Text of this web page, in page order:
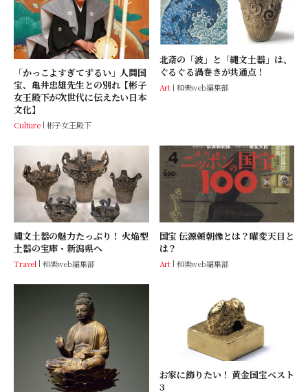
「かっこよすぎてずるい」人間国
宝、亀井忠雄先生との別れ【彬子
女王殿下が次世代に伝えたい日本
文化】
Culture 彬子女王殿下
北斎の「波」と「縄文土器」は、
ぐるぐる渦巻きが共通点！
Art 和樂web編集部
縄文土器の魅力たっぷり！ 火焔型
土器の宝庫・新潟県へ
Travel 和樂web編集部
国宝 伝源頼朝像とは？曜変天目と
は？
Art 和樂web編集部
お家に飾りたい！ 黄金国宝ベスト
3